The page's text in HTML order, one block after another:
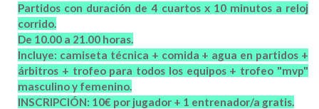
Partidos con duración de 4 cuartos x 10 minutos a reloj
corrido.
De 10.00 a 21.00 horas.
Incluye: camiseta técnica + comida + agua en partidos +
árbitros + trofeo para todos los equipos + trofeo "mvp"
masculino y femenino.
INSCRIPCIÓN: 10€ por jugador + 1 entrenador/a gratis.